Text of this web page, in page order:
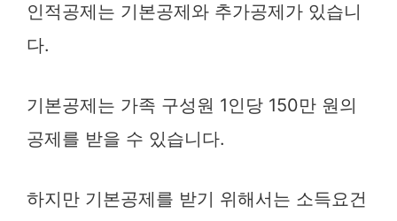
인적공제는 기본공제와 추가공제가 있습니
다.
기본공제는 가족 구성원 1인당 150만 원의
공제를 받을 수 있습니다.
하지만 기본공제를 받기 위해서는 소득요건